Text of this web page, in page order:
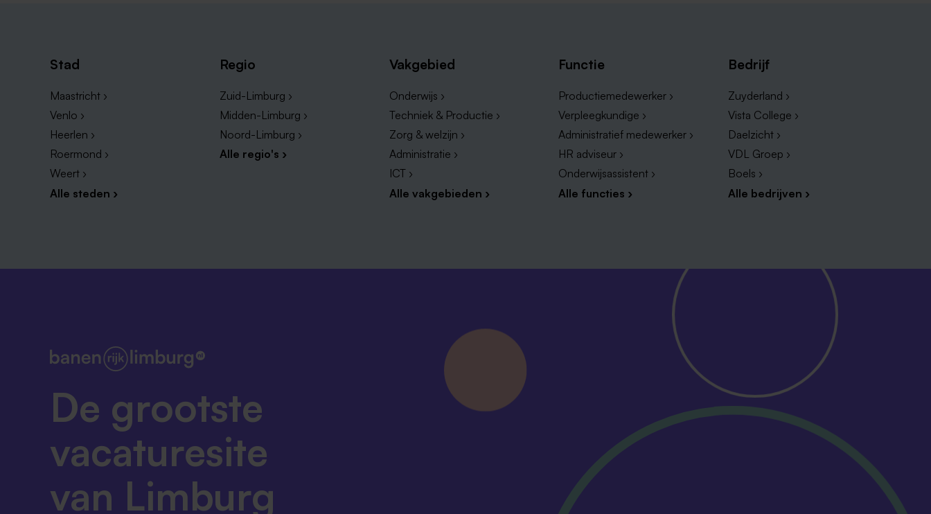
Stad
Maastricht ›
Venlo ›
Heerlen ›
Roermond ›
Weert ›
Alle steden ›
Regio
Zuid-Limburg ›
Midden-Limburg ›
Noord-Limburg ›
Alle regio's ›
Vakgebied
Onderwijs ›
Techniek & Productie ›
Zorg & welzijn ›
Administratie ›
ICT ›
Alle vakgebieden ›
Functie
Productiemedewerker ›
Verpleegkundige ›
Administratief medewerker ›
HR adviseur ›
Onderwijsassistent ›
Alle functies ›
Bedrijf
Zuyderland ›
Vista College ›
Daelzicht ›
VDL Groep ›
Boels ›
Alle bedrijven ›
De grootste
vacaturesite
van Limburg